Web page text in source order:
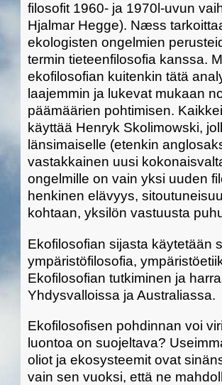
filosofit 1960- ja 1970l-uvun
Hjalmar Hegge). Næss
ekologisten ongelmien
termin tieteenfilosofia kanssa.
ekofilosofian kuitenkin tätä
laajemmin ja lukevat mukaan
päämäärien pohtimisen.
käyttää Henryk Skolimowski,
länsimaiselle (etenkin
vastakkainen uusi
ongelmille on vain yksi uuden
henkinen elävyys,
kohtaan, yksilön vastuusta
Ekofilosofian sijasta käytetään
ympäristöfilosofia,
Ekofilosofian tutkiminen ja
Yhdysvalloissa ja Australiassa.
Ekofilosofisen pohdinnan voi
luontoa on suojeltava?
oliot ja ekosysteemit ovat
vain sen vuoksi, että ne